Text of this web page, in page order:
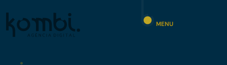
MENU